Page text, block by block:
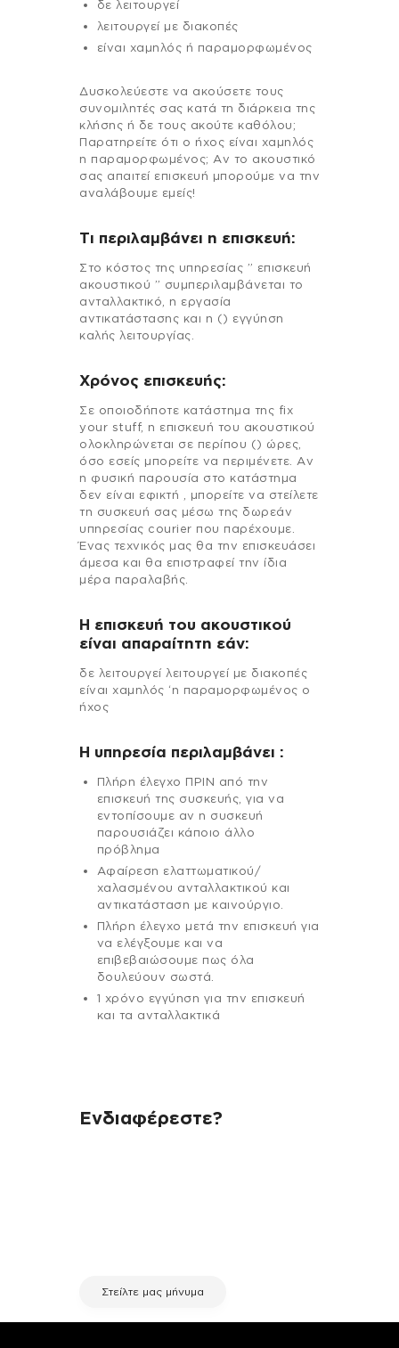
δε λειτουργεί
λειτουργεί με διακοπές
είναι χαμηλός ή παραμορφωμένος
Δυσκολεύεστε να ακούσετε τους
συνομιλητές σας κατά τη διάρκεια της
κλήσης ή δε τους ακούτε καθόλου;
Παρατηρείτε ότι ο ήχος είναι χαμηλός
η παραμορφωμένος; Αν το ακουστικό
σας απαιτεί επισκευή μπορούμε να την
αναλάβουμε εμείς!
Τι περιλαμβάνει η επισκευή:
Στo κόστος της υπηρεσίας ” επισκευή
ακουστικού ” συμπεριλαμβάνεται το
ανταλλακτικό, η εργασία
αντικατάστασης και η () εγγύηση
καλής λειτουργίας.
Χρόνος επισκευής:
Σε οποιοδήποτε κατάστημα της fix
your stuff, η επισκευή του ακουστικού
ολοκληρώνεται σε περίπου () ώρες,
όσο εσείς μπορείτε να περιμένετε. Αν
η φυσική παρουσία στο κατάστημα
δεν είναι εφικτή , μπορείτε να στείλετε
τη συσκευή σας μέσω της δωρεάν
υπηρεσίας courier που παρέχουμε.
Ένας τεχνικός μας θα την επισκευάσει
άμεσα και θα επιστραφεί την ίδια
μέρα παραλαβής.
Η επισκευή του ακουστικού
είναι απαραίτητη εάν:
δε λειτουργεί λειτουργεί με διακοπές
είναι χαμηλός ‘η παραμορφωμένος ο
ήχος
H υπηρεσία περιλαμβάνει :
Πλήρη έλεγχο ΠΡΙΝ από την
επισκευή της συσκευής, για να
εντοπίσουμε αν η συσκευή
παρουσιάζει κάποιο άλλο
πρόβλημα
Αφαίρεση ελαττωματικού/
χαλασμένου ανταλλακτικού και
αντικατάσταση με καινούργιο.
Πλήρη έλεγχο μετά την επισκευή για
να ελέγξουμε και να
επιβεβαιώσουμε πως όλα
δουλεύουν σωστά.
1 χρόνο εγγύηση για την επισκευή
και τα ανταλλακτικά
Ενδιαφέρεστε?
Στείλτε μας μήνυμα